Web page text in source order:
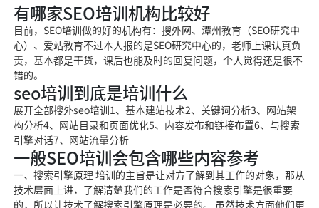
有哪家SEO培训机构比较好
目前，SEO培训做的好的机构有：搜外网、潭州教育（SEO研究中
心）、爱站教育不过本人报的是SEO研究中心的，老师上课认真负
责，基本都是干货，课后也能及时的回复问题，个人觉得还是很不
错的。
seo培训到底是培训什么
展开全部搜外seo培训1、基本建站技术2、关键词分析3、网站架
构分析4、网站目录和页面优化5、内容发布和链接布置6、与搜索
引擎对话7、网站流量分析
一般SEO培训会包含哪些内容参考
一、搜索引擎原理 培训的主旨是让对方了解到其工作的对象，那从
技术层面上讲，了解清楚我们的工作是否符合搜索引擎是很重要
的，所以让技术了解搜索引擎原理是必要的。 虽然技术方面他们更